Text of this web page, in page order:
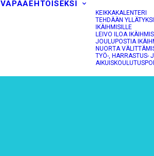
VAPAAEHTOISEKSI
KEIKKAKALENTERI
TEHDÄÄN
IKÄIHMISILLE
LEIVO ILOA
JOULUPOSTIA
NUORTA
TYÖ-, HARRASTUS-